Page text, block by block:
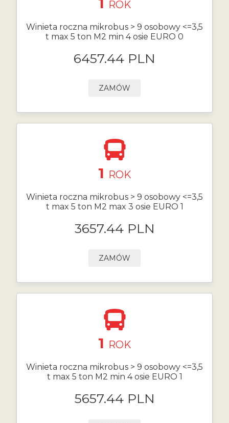
ROK
Winieta roczna mikrobus > 9 osobowy <=3,5
t max 5 ton M2 min 4 osie EURO 0
6457.44 PLN
ZAMÓW
1 ROK
Winieta roczna mikrobus > 9 osobowy <=3,5
t max 5 ton M2 max 3 osie EURO 1
3657.44 PLN
ZAMÓW
1 ROK
Winieta roczna mikrobus > 9 osobowy <=3,5
t max 5 ton M2 min 4 osie EURO 1
5657.44 PLN